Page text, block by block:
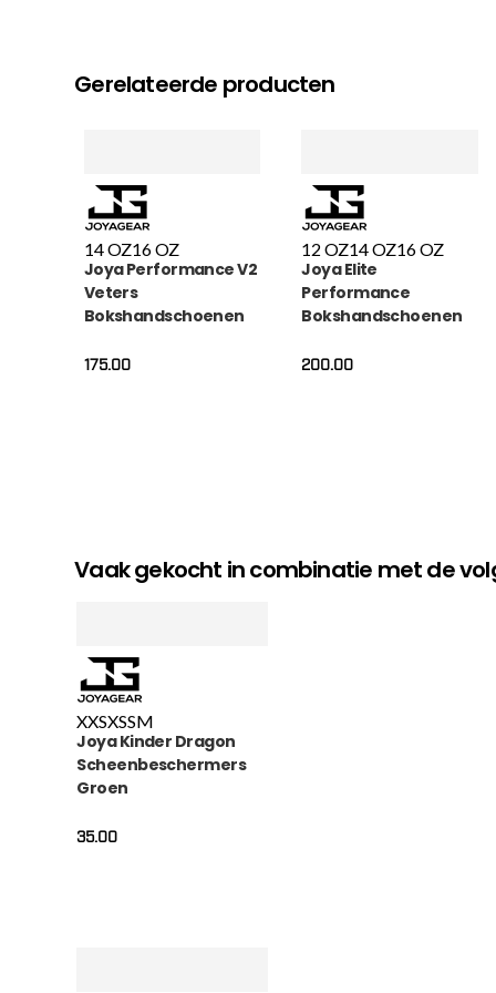
Gerelateerde producten
14 OZ16 OZ
Joya Performance V2
Veters
Bokshandschoenen
175.00
12 OZ14 OZ16 OZ
Joya Elite
Performance
Bokshandschoenen
200.00
Vaak gekocht in combinatie met de
XXSXSSM
Joya Kinder Dragon
Scheenbeschermers
Groen
35.00